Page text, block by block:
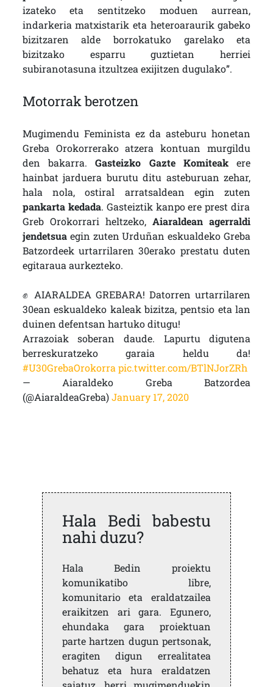
izateko eta sentitzeko moduen aurrean,
indarkeria matxistarik eta heteroaraurik gabeko
bizitzaren alde borrokatuko garelako eta
bizitzako esparru guztietan herriei
subiranotasuna itzultzea exijitzen dugulako”.
Motorrak berotzen
Mugimendu Feminista ez da asteburu honetan
Greba Orokorrerako atzera kontuan murgildu
den bakarra.Gasteizko Gazte Komiteakere
hainbat jarduera burutu ditu asteburuan zehar,
hala nola, ostiral arratsaldean egin zuten
pankarta kedada. Gasteiztik kanpo ere prest dira
Greb Orokorrari heltzeko,Aiaraldean agerraldi
jendetsuaegin zuten Urduñan eskualdeko Greba
Batzordeek urtarrilaren 30erako prestatu duten
egitaraua aurkezteko.
✊ AIARALDEA GREBARA! Datorren urtarrilaren
30ean eskualdeko kaleak bizitza, pentsio eta lan
duinen defentsan hartuko ditugu!
Arrazoiak soberan daude. Lapurtu digutena
berreskuratzeko garaia heldu da!
#U30GrebaOrokorra pic.twitter.com/BTlNJorZRh
— Aiaraldeko Greba Batzordea
(@AiaraldeaGreba)January 17, 2020
Hala Bedi babestu
nahi duzu?
Hala Bedin proiektu
komunikatibo libre,
komunitario eta eraldatzailea
eraikitzen ari gara. Egunero,
ehundaka gara proiektuan
parte hartzen dugun pertsonak,
eragiten digun errealitatea
behatuz eta hura eraldatzen